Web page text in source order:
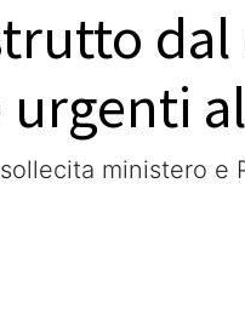
ministero e